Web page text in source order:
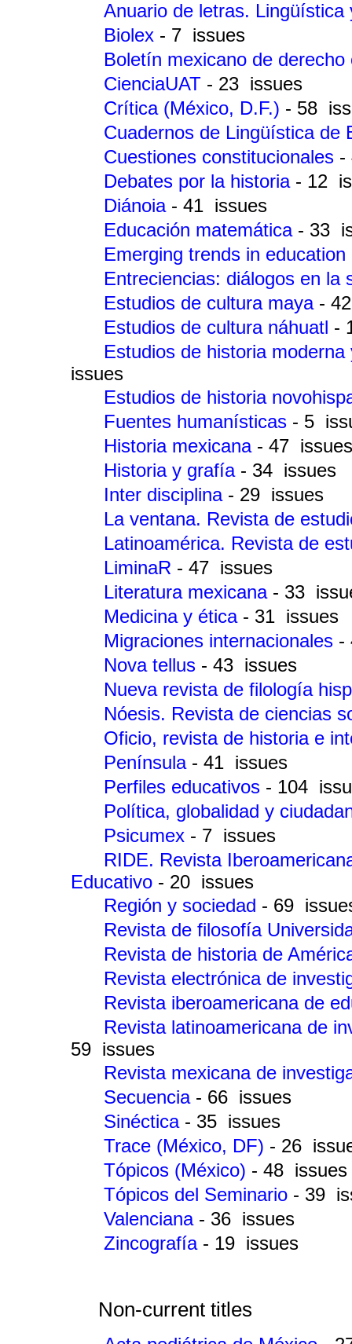
Anuario de letras.
Biolex - 7 issues
Boletín mexicano de
CienciaUAT - 23 issues
Crítica (México, D.F.) - 58
Cuadernos de Lingüística de
Cuestiones constitucionales -
Debates por la historia - 12
Diánoia - 41 issues
Educación matemática - 33
Emerging trends in
Entreciencias: diálogos en
Estudios de cultura maya -
Estudios de cultura náhuatl -
Estudios de historia
issues
Estudios de historia
Fuentes humanísticas - 5
Historia mexicana - 47 issues
Historia y grafía - 34 issues
Inter disciplina - 29 issues
La ventana. Revista de
Latinoamérica. Revista de
LiminaR - 47 issues
Literatura mexicana - 33
Medicina y ética - 31 issues
Migraciones internacionales -
Nova tellus - 43 issues
Nueva revista de filología
Nóesis. Revista de ciencias
Oficio, revista de historia e
Península - 41 issues
Perfiles educativos - 104
Política, globalidad y
Psicumex - 7 issues
RIDE. Revista
Educativo - 20 issues
Región y sociedad - 69
Revista de filosofía
Revista de historia de
Revista electrónica de
Revista iberoamericana de
Revista latinoamericana de
59 issues
Revista mexicana de
Secuencia - 66 issues
Sinéctica - 35 issues
Trace (México, DF) - 26
Tópicos (México) - 48 issues
Tópicos del Seminario - 39
Valenciana - 36 issues
Zincografía - 19 issues
Non-current titles